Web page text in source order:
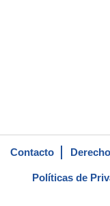
Contacto
Políticas de